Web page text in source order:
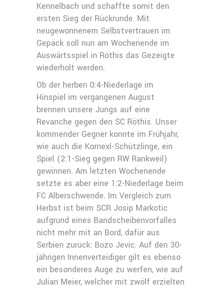
Kennelbach und schaffte somit den
ersten Sieg der Rückrunde. Mit
neugewonnenem Selbstvertrauen im
Gepäck soll nun am Wochenende im
Auswärtsspiel in Röthis das Gezeigte
wiederholt werden.
Ob der herben 0:4-Niederlage im
Hinspiel im vergangenen August
brennen unsere Jungs auf eine
Revanche gegen den SC Röthis. Unser
kommender Gegner konnte im Frühjahr,
wie auch die Kornexl-Schützlinge, ein
Spiel (2:1-Sieg gegen RW Rankweil)
gewinnen. Am letzten Wochenende
setzte es aber eine 1:2-Niederlage beim
FC Alberschwende. Im Vergleich zum
Herbst ist beim SCR Josip Markotic
aufgrund eines Bandscheibenvorfalles
nicht mehr mit an Bord, dafür aus
Serbien zurück: Bozo Jevic. Auf den 30-
jährigen Innenverteidiger gilt es ebenso
ein besonderes Auge zu werfen, wie auf
Julian Meier, welcher mit zwölf erzielten